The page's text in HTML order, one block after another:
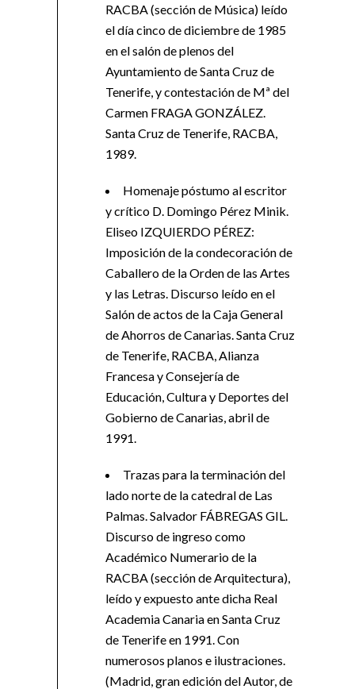
RACBA (sección de Música) leído
el día cinco de diciembre de 1985
en el salón de plenos del
Ayuntamiento de Santa Cruz de
Tenerife, y contestación de Mª del
Carmen FRAGA GONZÁLEZ.
Santa Cruz de Tenerife, RACBA,
1989.
Homenaje póstumo al escritor
y crítico D. Domingo Pérez Minik.
Eliseo IZQUIERDO PÉREZ:
Imposición de la condecoración de
Caballero de la Orden de las Artes
y las Letras. Discurso leído en el
Salón de actos de la Caja General
de Ahorros de Canarias. Santa Cruz
de Tenerife, RACBA, Alianza
Francesa y Consejería de
Educación, Cultura y Deportes del
Gobierno de Canarias, abril de
1991.
Trazas para la terminación del
lado norte de la catedral de Las
Palmas. Salvador FÁBREGAS GIL.
Discurso de ingreso como
Académico Numerario de la
RACBA (sección de Arquitectura),
leído y expuesto ante dicha Real
Academia Canaria en Santa Cruz
de Tenerife en 1991. Con
numerosos planos e ilustraciones.
(Madrid, gran edición del Autor, de